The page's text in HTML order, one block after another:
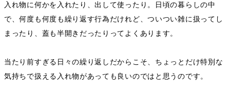
入れ物に何かを入れたり、出して使ったり。日頃の暮らしの中
で、何度も何度も繰り返す行為だけれど、ついつい雑に扱ってし
まったり、蓋も半開きだったりってよくあります。
当たり前すぎる日々の繰り返しだからこそ、ちょっとだけ特別な
気持ちで扱える入れ物があっても良いのではと思うのです。